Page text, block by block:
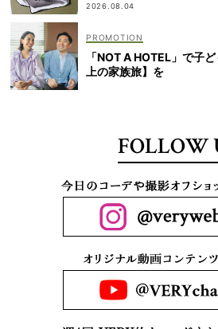
2026.08.04
「NOT A HOTEL」で子
上の家族旅】を
FOLLOW